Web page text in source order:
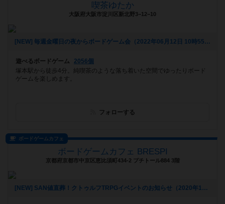
喫茶ゆたか
大阪府大阪市淀川区新北野3−12−10
[NEW] 毎週金曜日の夜からボードゲーム会（2022年06月12日 10時55分）
遊べるボードゲーム
2056個
塚本駅から徒歩4分。純喫茶のような落ち着いた空間でゆったりボード
ゲームを楽しめます。
フォローする
ボードゲームカフェ
ボードゲームカフェ BRESPI
京都府京都市中京区恵比須町434-2 プチトール884 3階
[NEW] SAN値直葬！クトゥルフTRPGイベントのお知らせ（2020年11月29日 08時03分）